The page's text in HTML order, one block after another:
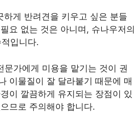
게 반려견을 키우고 싶은 분들
요 없는 것은 아니며, 슈나우저의
입니다.
가에게 미용을 맡기는 것이 권
이물질이 잘 달라붙기 때문에 매
이 깔끔하게 유지되는 장점이 있
므로 주의해야 합니다.